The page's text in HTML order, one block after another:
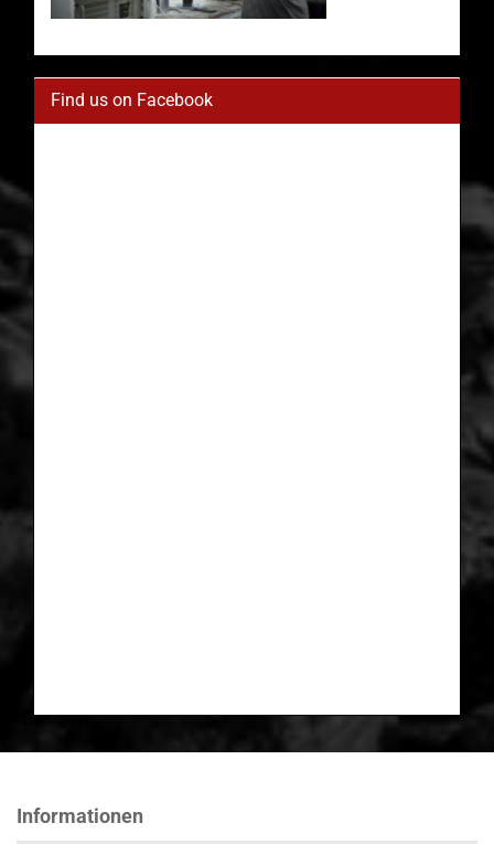
Find us on Facebook
Informationen